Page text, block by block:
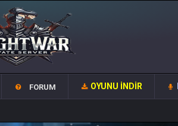
FORUM OYUNU İNDIR